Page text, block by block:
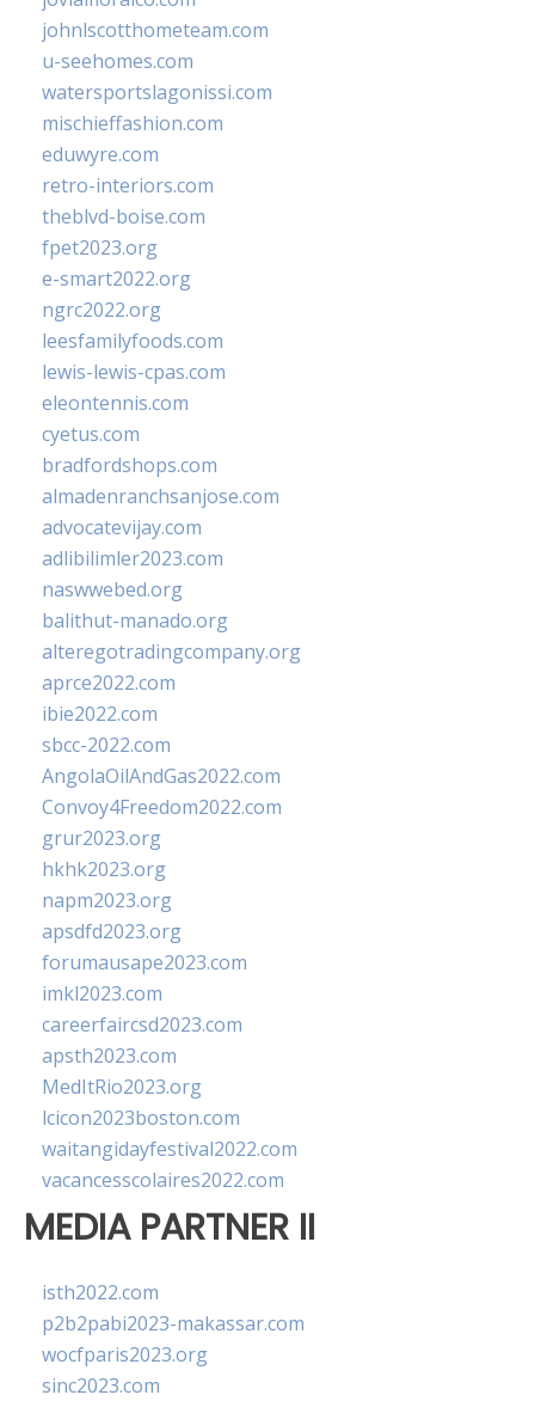
johnlscotthometeam.com
u-seehomes.com
watersportslagonissi.com
mischieffashion.com
eduwyre.com
retro-interiors.com
theblvd-boise.com
fpet2023.org
e-smart2022.org
ngrc2022.org
leesfamilyfoods.com
lewis-lewis-cpas.com
eleontennis.com
cyetus.com
bradfordshops.com
almadenranchsanjose.com
advocatevijay.com
adlibilimler2023.com
naswwebed.org
balithut-manado.org
alteregotradingcompany.org
aprce2022.com
ibie2022.com
sbcc-2022.com
AngolaOilAndGas2022.com
Convoy4Freedom2022.com
grur2023.org
hkhk2023.org
napm2023.org
apsdfd2023.org
forumausape2023.com
imkl2023.com
careerfaircsd2023.com
apsth2023.com
MedItRio2023.org
lcicon2023boston.com
waitangidayfestival2022.com
vacancesscolaires2022.com
MEDIA PARTNER II
isth2022.com
p2b2pabi2023-makassar.com
wocfparis2023.org
sinc2023.com